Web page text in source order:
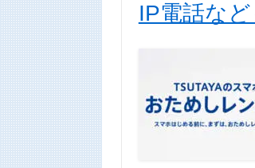
IP電話な